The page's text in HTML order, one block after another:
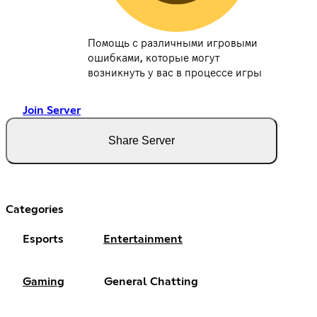
Помощь с различными игровыми
ошибками, которые могут
возникнуть у вас в процессе игры
Join Server
Share Server
Categories
Esports Entertainment
Gaming General Chatting